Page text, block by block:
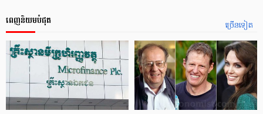
ច្រើនទៀត
ពេញនិយមបំផុត